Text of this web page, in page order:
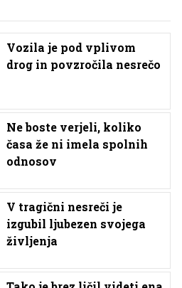
Vozila je pod vplivom
drog in povzročila nesrečo
Ne boste verjeli, koliko
časa že ni imela spolnih
odnosov
V tragični nesreči je
izgubil ljubezen svojega
življenja